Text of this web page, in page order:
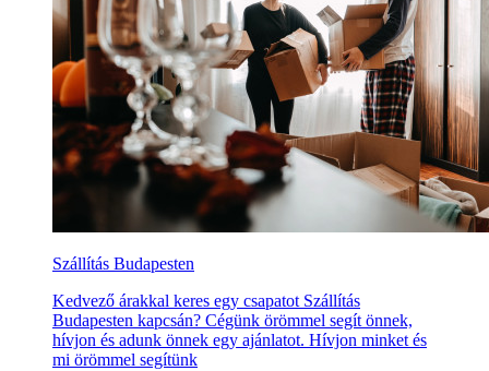
Szállítás Budapesten
Kedvező árakkal keres egy csapatot Szállítás
Budapesten kapcsán? Cégünk örömmel segít önnek,
hívjon és adunk önnek egy ajánlatot. Hívjon minket és
mi örömmel segítünk